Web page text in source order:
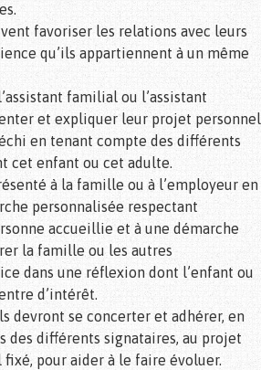
favoriser les relations avec leurs
qu’ils appartiennent à un même
familial ou l’assistant
et expliquer leur projet personnel
en tenant compte des différents
cet enfant ou cet adulte.
à la famille ou à l’employeur en
personnalisée respectant
accueillie et à une démarche
la famille ou les autres
dans une réflexion dont l’enfant ou
d’intérêt.
devront se concerter et adhérer, en
des différents signataires, au projet
fixé, pour aider à le faire évoluer.